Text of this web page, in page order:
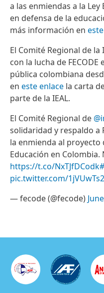
a las enmiendas a la
en defensa de la
más información en
El Comité Regional de
con la lucha de
pública colombiana
en este enlace la carta
parte de la IEAL.
El Comité Regional de
solidaridad y respaldo a
la enmienda al proyecto
Educación en
https://t.co/NxTJfDCodk
pic.twitter.com/
— fecode (@fecode)